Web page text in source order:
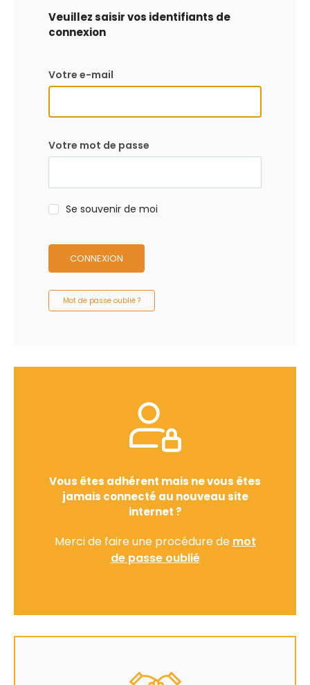
Veuillez saisir vos identifiants de
connexion
Votre e-mail
Votre mot de passe
Se souvenir de moi
CONNEXION
Mot de passe oublié ?
Vous êtes adhérent mais ne vous êtes
jamais connecté au nouveau site
internet ?
Merci de faire une procédure de mot
de passe oublié